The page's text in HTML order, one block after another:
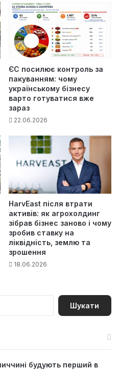
ЄС посилює контроль за
пакуванням: чому
українському бізнесу
варто готуватися вже
зараз
22.06.2026
HarvEast після втрати
активів: як агрохолдинг
зібрав бізнес заново і чому
зробив ставку на
ліквідність, землю та
зрошення
18.06.2026
П
будують перший в